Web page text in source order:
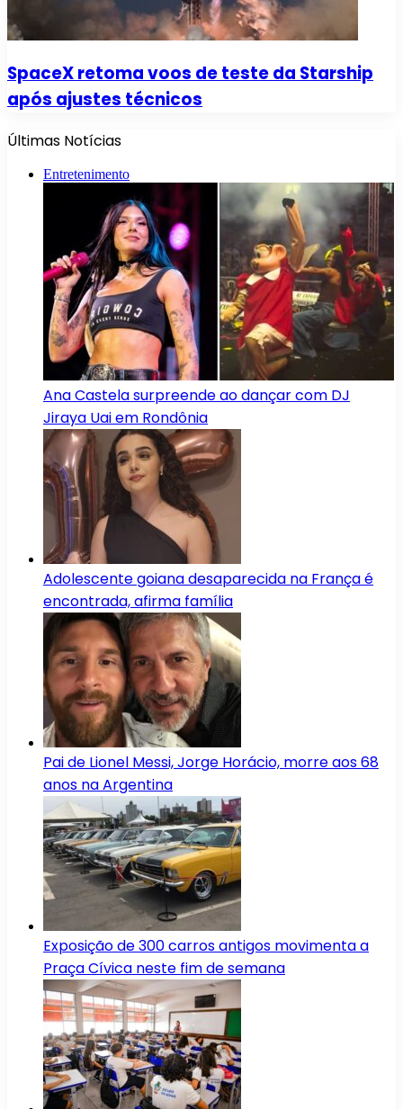
SpaceX retoma voos de teste da Starship
após ajustes técnicos
Últimas Notícias
Entretenimento
Ana Castela surpreende ao dançar com DJ
Jiraya Uai em Rondônia
Adolescente goiana desaparecida na França é
encontrada, afirma família
Pai de Lionel Messi, Jorge Horácio, morre aos 68
anos na Argentina
Exposição de 300 carros antigos movimenta a
Praça Cívica neste fim de semana